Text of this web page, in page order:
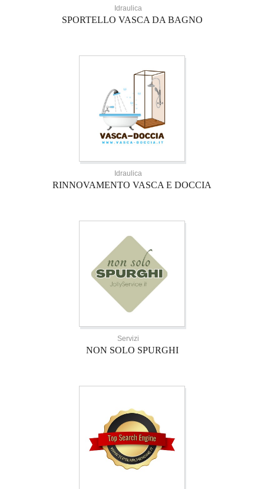
Idraulica
SPORTELLO VASCA DA BAGNO
Idraulica
RINNOVAMENTO VASCA E DOCCIA
Servizi
NON SOLO SPURGHI